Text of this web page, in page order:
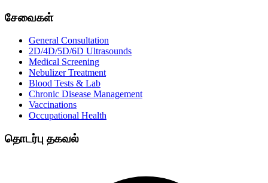
சேவைகள்
General Consultation
2D/4D/5D/6D Ultrasounds
Medical Screening
Nebulizer Treatment
Blood Tests & Lab
Chronic Disease Management
Vaccinations
Occupational Health
தொடர்பு தகவல்